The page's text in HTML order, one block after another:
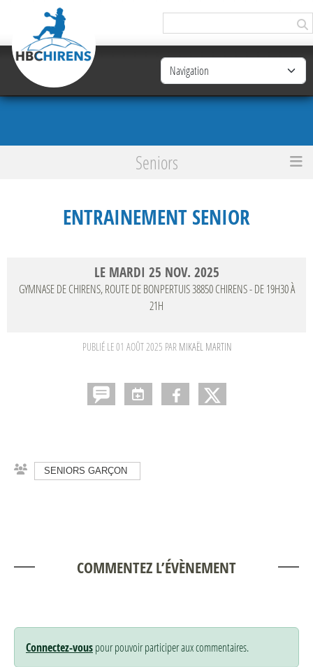
Seniors
Entrainement Senior
ENTRAINEMENT SENIOR
LE MARDI 25 NOV. 2025
GYMNASE DE CHIRENS, ROUTE DE BONPERTUIS38850 CHIRENS- DE 19H30 À
21H
PUBLIÉ LE01 AOÛT 2025 PAR MIKAËL MARTIN
SENIORS GARÇON
COMMENTEZ L’ÉVÈNEMENT
Connectez-vouspour pouvoir participer aux commentaires.
Panneau de gestion des cookies